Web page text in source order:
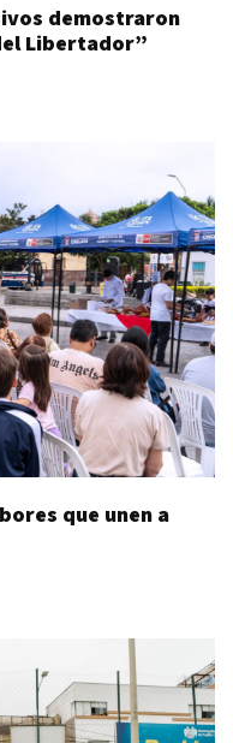
demostraron
Libertador”
que unen a